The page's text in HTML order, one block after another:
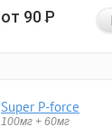
от 90Р
Super P-force
100мг + 60мг